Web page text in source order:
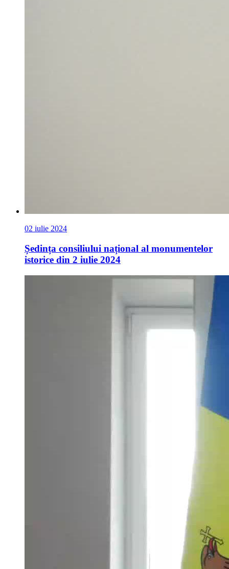
02 iulie 2024
Ședința consiliului național al monumentelor
istorice din 2 iulie 2024